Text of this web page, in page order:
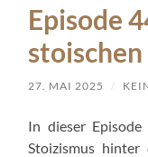
Episode
27. MAI 2025 /
In dieser
Stoizismus hinter